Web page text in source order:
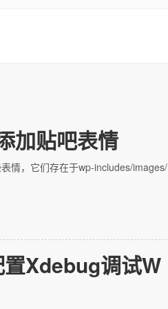
加贴吧表情
情，它们存在于wp-includes/images/
Xdebug调试W